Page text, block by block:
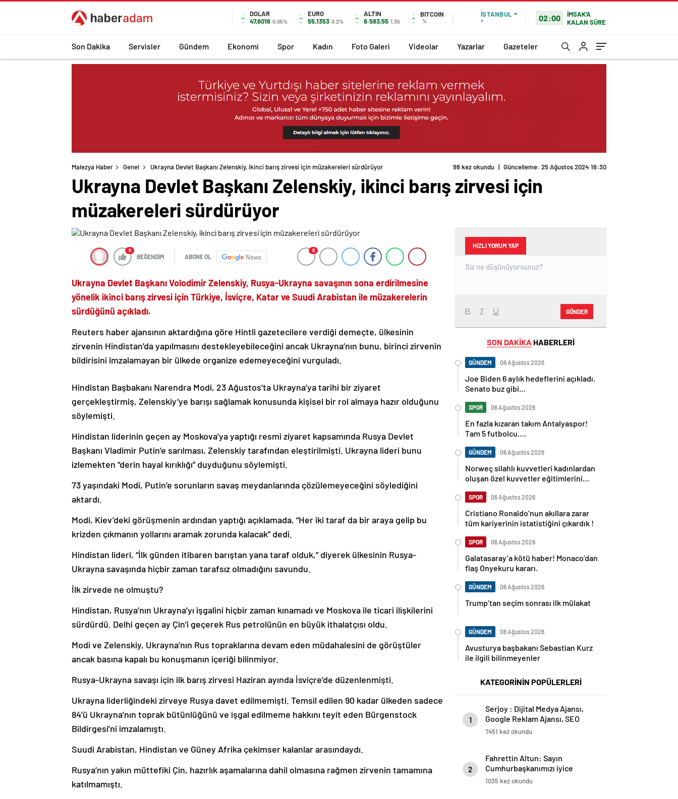
DOLAR
47,6016 0.05%
EURO
55,1353 0.2%
ALTIN
6.583,55 1,35
BITCOIN
%
İSTANBUL
°
02:00
İMSAK'A
KALAN SÜRE
Son Dakika Servisler Gündem Ekonomi Spor Kadın Foto Galeri Videolar Yazarlar Gazeteler
Malezya Haber Genel Ukrayna Devlet Başkanı Zelenskiy, ikinci barış zirvesi için müzakereleri sürdürüyor 98 kez okundu | Güncelleme: 25 Ağustos 2024 16:30
Ukrayna Devlet Başkanı Zelenskiy, ikinci barış zirvesi için
müzakereleri sürdürüyor
0
BEĞENDİM ABONE OL News
0
Ukrayna Devlet Başkanı Volodimir Zelenskiy, Rusya-Ukrayna savaşının sona erdirilmesine
yönelik ikinci barış zirvesi için Türkiye, İsviçre, Katar ve Suudi Arabistan ile müzakerelerin
sürdüğünü açıkladı.
Reuters haber ajansının aktardığına göre Hintli gazetecilere verdiği demeçte, ülkesinin
zirvenin Hindistan’da yapılmasını destekleyebileceğini ancak Ukrayna’nın bunu, birinci zirvenin
bildirisini imzalamayan bir ülkede organize edemeyeceğini vurguladı.
Hindistan Başbakanı Narendra Modi, 23 Ağustos’ta Ukrayna’ya tarihi bir ziyaret
gerçekleştirmiş, Zelenskiy’ye barışı sağlamak konusunda kişisel bir rol almaya hazır olduğunu
söylemişti.
Hindistan liderinin geçen ay Moskova’ya yaptığı resmi ziyaret kapsamında Rusya Devlet
Başkanı Vladimir Putin’e sarılması, Zelenskiy tarafından eleştirilmişti. Ukrayna lideri bunu
izlemekten “derin hayal kırıklığı” duyduğunu söylemişti.
73 yaşındaki Modi, Putin’e sorunların savaş meydanlarında çözülemeyeceğini söylediğini
aktardı.
Modi, Kiev’deki görüşmenin ardından yaptığı açıklamada, “Her iki taraf da bir araya gelip bu
krizden çıkmanın yollarını aramak zorunda kalacak” dedi.
Hindistan lideri, “İlk günden itibaren barıştan yana taraf olduk,” diyerek ülkesinin Rusya-
Ukrayna savaşında hiçbir zaman tarafsız olmadığını savundu.
İlk zirvede ne olmuştu?
Hindistan, Rusya’nın Ukrayna’yı işgalini hiçbir zaman kınamadı ve Moskova ile ticari ilişkilerini
sürdürdü. Delhi geçen ay Çin’i geçerek Rus petrolünün en büyük ithalatçısı oldu.
Modi ve Zelenskiy, Ukrayna’nın Rus topraklarına devam eden müdahalesini de görüştüler
ancak basına kapalı bu konuşmanın içeriği bilinmiyor.
Rusya-Ukrayna savaşı için ilk barış zirvesi Haziran ayında İsviçre’de düzenlenmişti.
Ukrayna liderliğindeki zirveye Rusya davet edilmemişti. Temsil edilen 90 kadar ülkeden sadece
84’ü Ukrayna’nın toprak bütünlüğünü ve işgal edilmeme hakkını teyit eden Bürgenstock
Bildirgesi’ni imzalamıştı.
Suudi Arabistan, Hindistan ve Güney Afrika çekimser kalanlar arasındaydı.
Rusya’nın yakın müttefiki Çin, hazırlık aşamalarına dahil olmasına rağmen zirvenin tamamına
katılmamıştı.
HIZLI YORUM YAP
GÖNDER
SON DAKİKA HABERLERİ
GÜNDEM 06 Ağustos 2026
Joe Biden 6 aylık hedeflerini açıkladı.
Senato buz gibi…
SPOR 06 Ağustos 2026
En fazla kızaran takım Antalyaspor!
Tam 5 futbolcu….
GÜNDEM 06 Ağustos 2026
Norweç silahlı kuvvetleri kadınlardan
oluşan özel kuvvetler eğitimlerini
SPOR 06 Ağustos 2026
Cristiano Ronaldo’nun akıllara zarar
tüm kariyerinin istatistiğini çıkardık !
SPOR 06 Ağustos 2026
Galatasaray’a kötü haber! Monaco’dan
flaş Onyekuru kararı.
GÜNDEM 06 Ağustos 2026
Trump’tan seçim sonrası ilk mülakat
GÜNDEM 06 Ağustos 2026
Avusturya başbakanı Sebastian Kurz
ile ilgili bilinmeyenler
KATEGORİNİN POPÜLERLERİ
1
Serjoy : Dijital Medya Ajansı,
Google Reklam Ajansı, SEO
Ajansı ve Web Tasarım Ajansı
7451 kez okundu
2
Fahrettin Altun: Sayın
Cumhurbaşkanımızı iyice
okumalarını, anlamalarını
1035 kez okundu